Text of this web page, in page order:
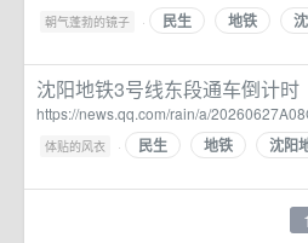
朝气蓬勃的镜子 · 民生 地铁
沈阳地铁3号线东段通车倒计时
https://news.qq.com/rain/a/
体贴的风衣 · 民生 地铁 沈阳
1